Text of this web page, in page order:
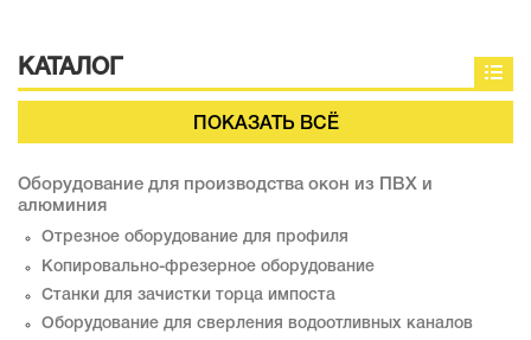
КАТАЛОГ
ПОКАЗАТЬ ВСЁ
Оборудование для производства окон из ПВХ и
алюминия
Отрезное оборудование для профиля
Копировально-фрезерное оборудование
Станки для зачистки торца импоста
Оборудование для сверления водоотливных каналов